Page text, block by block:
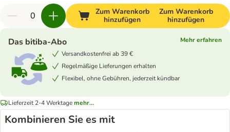
Zum Warenkorb
hinzufügen
Zum Warenkorb
hinzufügen
Das bitiba-Abo
Mehr erfahren
Versandkostenfrei ab 39 €
Regelmäßige Lieferungen erhalten
Flexibel, ohne Gebühren, jederzeit kündbar
Lieferzeit 2-4 Werktagemehr...
Kombinieren Sie es mit